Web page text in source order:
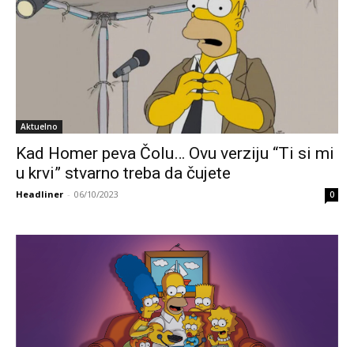
Aktuelno
Kad Homer peva Čolu… Ovu verziju “Ti si mi
u krvi” stvarno treba da čujete
Headliner - 06/10/2023 0